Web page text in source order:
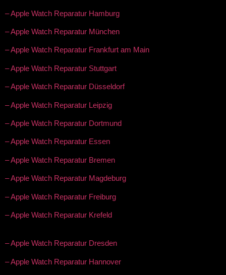
– Apple Watch Reparatur Hamburg
– Apple Watch Reparatur München
– Apple Watch Reparatur Frankfurt am Main
– Apple Watch Reparatur Stuttgart
– Apple Watch Reparatur Düsseldorf
– Apple Watch Reparatur Leipzig
– Apple Watch Reparatur Dortmund
– Apple Watch Reparatur Essen
– Apple Watch Reparatur Bremen
– Apple Watch Reparatur Magdeburg
– Apple Watch Reparatur Freiburg
– Apple Watch Reparatur Krefeld
– Apple Watch Reparatur Dresden
– Apple Watch Reparatur Hannover